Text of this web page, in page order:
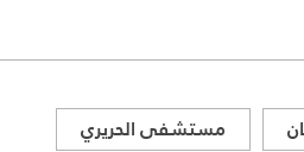
مستشفى الحريري